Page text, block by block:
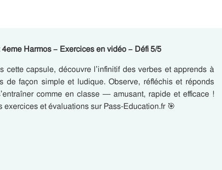
Harmos – Exercices en vidéo – Défi 5/5
capsule, découvre l’infinitif des verbes et apprends à
de façon simple et ludique. Observe, réfléchis et réponds
comme en classe — amusant, rapide et efficace !
exercices et évaluations sur Pass-Education.fr 🎯